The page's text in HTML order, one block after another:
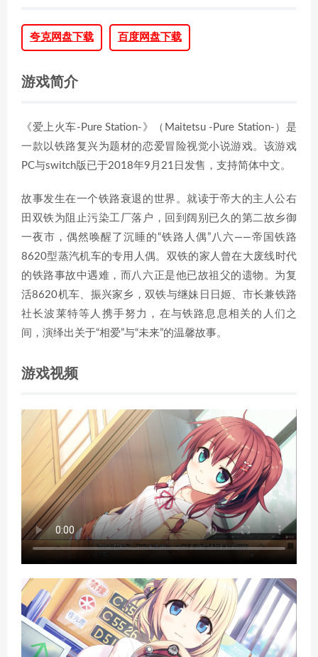
夸克网盘下载 百度网盘下载
游戏简介
《爱上火车-Pure Station-》（Maitetsu -Pure Station-）是
一款以铁路复兴为题材的恋爱冒险视觉小说游戏。该游戏
PC与switch版已于2018年9月21日发售，支持简体中文。
故事发生在一个铁路衰退的世界。就读于帝大的主人公右
田双铁为阻止污染工厂落户，回到阔别已久的第二故乡御
一夜市，偶然唤醒了沉睡的“铁路人偶”八六——帝国铁路
8620型蒸汽机车的专用人偶。双铁的家人曾在大废线时代
的铁路事故中遇难，而八六正是他已故祖父的遗物。为复
活8620机车、振兴家乡，双铁与继妹日日姬、市长兼铁路
社长波莱特等人携手努力，在与铁路息息相关的人们之
间，演绎出关于“相爱”与“未来”的温馨故事。
游戏视频